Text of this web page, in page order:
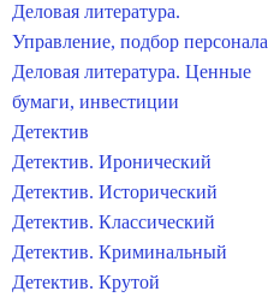
Деловая литература.
Управление, подбор персонала
Деловая литература. Ценные
бумаги, инвестиции
Детектив
Детектив. Иронический
Детектив. Исторический
Детектив. Классический
Детектив. Криминальный
Детектив. Крутой